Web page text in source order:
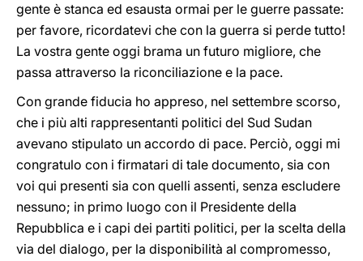
gente è stanca ed esausta ormai per le guerre passate:
per favore, ricordatevi che con la guerra si perde tutto!
La vostra gente oggi brama un futuro migliore, che
passa attraverso la riconciliazione e la pace.
Con grande fiducia ho appreso, nel settembre scorso,
che i più alti rappresentanti politici del Sud Sudan
avevano stipulato un accordo di pace. Perciò, oggi mi
congratulo con i firmatari di tale documento, sia con
voi qui presenti sia con quelli assenti, senza escludere
nessuno; in primo luogo con il Presidente della
Repubblica e i capi dei partiti politici, per la scelta della
via del dialogo, per la disponibilità al compromesso,